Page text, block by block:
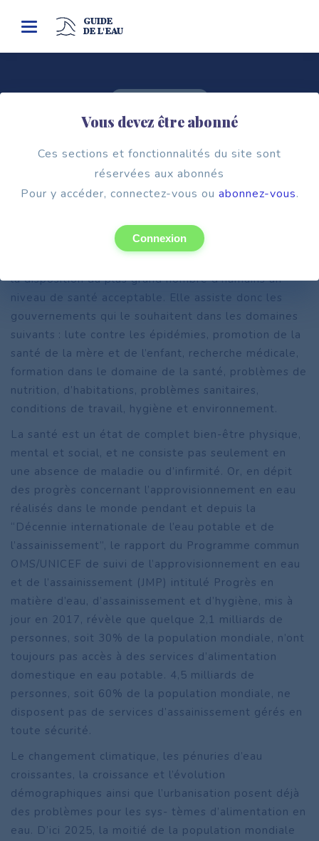
Vous devez être abonné
Ces sections et fonctionnalités du site sont
réservées aux abonnés
Pour y accéder, connectez-vous ou abonnez-vous.
Connexion
Toggle
GUIDE
DE L'EAU
ORGANISATION MONDIALE DE LA
SANTÉ (O.M.S.)
Créée en 1948, cette organisation qui compte, au 1er
la disposition du plus grand nombre d’humains un
niveau de santé acceptable. Elle assiste donc les
gouvernements qui le souhaitent dans les domaines
suivants : lute contre les épidémies, promotion de la
santé de la mère et de l’enfant, recherche médicale,
formation dans le domaine de la santé, problèmes de
nutrition, d’habitations, problèmes sanitaires,
conditions de travail, hygiène et environnement.
La santé est un état de complet bien-être physique,
mental et social, et ne consiste pas seulement en
une absence de maladie ou d’infirmité. Or, en dépit
des progrès concernant l’approvisionnement en eau
réalisés dans le monde pendant et depuis la
“Décennie internationale de l’eau potable et de
l’assainissement”, le rapport du Programme commun
OMS/UNICEF de suivi de l’approvisionnement en eau
et de l’assainissement (JMP) intitulé Progrès en
matière d’eau, d’assainissement et d’hygiène, mis à
jour en 2017, révèle que quelque 2,1 milliards de
personnes, soit 30% de la population mondiale, n’ont
toujours pas accès à des services d’alimentation
domestique en eau potable. 4,5 milliards de
personnes, soit 60% de la population mondiale, ne
disposent pas de services d’assainissement gérés en
toute sécurité.
Le changement climatique, les pénuries d’eau
croissantes, la croissance et l’évolution
démographiques ainsi que l’urbanisation posent déjà
des problèmes pour les sys- tèmes d’alimentation en
eau. D’ici 2025, la moitié de la population mondiale